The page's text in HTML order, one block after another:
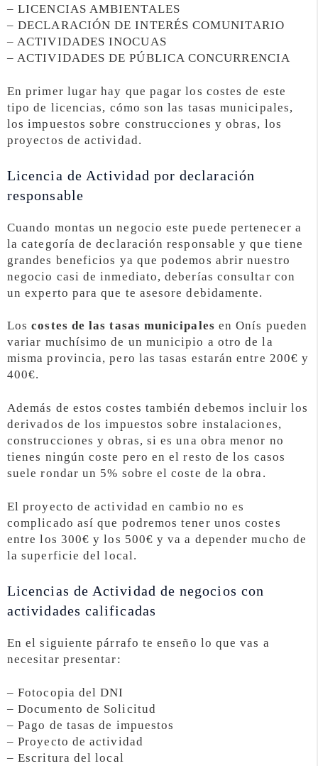
– LICENCIAS AMBIENTALES
– DECLARACIÓN DE INTERÉS COMUNITARIO
– ACTIVIDADES INOCUAS
– ACTIVIDADES DE PÚBLICA CONCURRENCIA
En primer lugar hay que pagar los costes de este
tipo de licencias, cómo son las tasas municipales,
los impuestos sobre construcciones y obras, los
proyectos de actividad.
Licencia de Actividad por declaración
responsable
Cuando montas un negocio este puede pertenecer a
la categoría de declaración responsable y que tiene
grandes beneficios ya que podemos abrir nuestro
negocio casi de inmediato, deberías consultar con
un experto para que te asesore debidamente.
Loscostes de las tasas municipales en Onís pueden
variar muchísimo de un municipio a otro de la
misma provincia, pero las tasas estarán entre 200€ y
400€.
Además de estos costes también debemos incluir los
derivados de los impuestos sobre instalaciones,
construcciones y obras, si es una obra menor no
tienes ningún coste pero en el resto de los casos
suele rondar un 5% sobre el coste de la obra.
El proyecto de actividad en cambio no es
complicado así que podremos tener unos costes
entre los 300€ y los 500€ y va a depender mucho de
la superficie del local.
Licencias de Actividad de negocios con
actividades calificadas
En el siguiente párrafo te enseño lo que vas a
necesitar presentar:
– Fotocopia del DNI
– Documento de Solicitud
– Pago de tasas de impuestos
– Proyecto de actividad
– Escritura del local